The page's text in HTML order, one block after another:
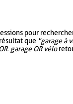
pour
que "garage à
. garage OR vélo